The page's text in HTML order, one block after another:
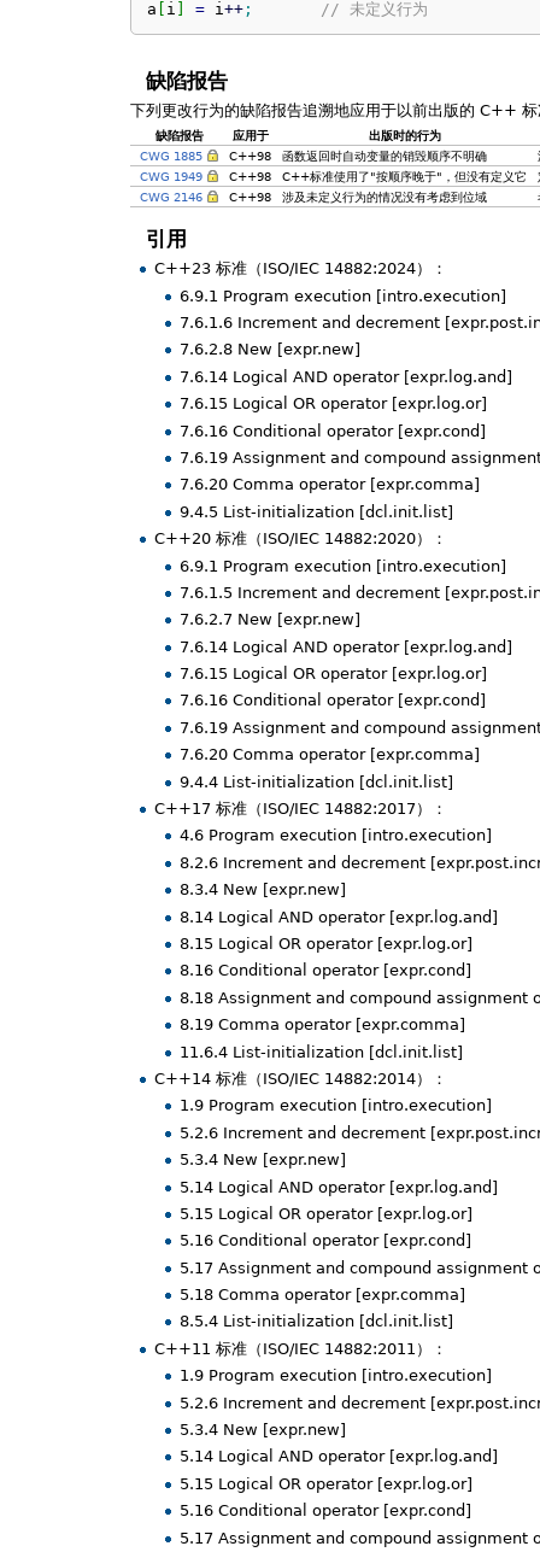
a
i = i++; // 未定义行为
缺陷报告
下列更改行为的缺陷报告追溯地应用于以前出版的 C++
缺陷报告 应用于
出版时的行为
CWG 1885
C++98 函数返回时自动变量的销毁顺序不明确
CWG 1949
C++98 C++标准使用了"按顺序晚于"，但没有定义它
CWG 2146
C++98 涉及未定义行为的情况没有考虑到位域
引用
C++23 标准（ISO/IEC 14882:2024）：
6.9.1 Program execution [intro.execution]
7.6.1.6 Increment and decrement
7.6.2.8 New [expr.new]
7.6.14 Logical AND operator [expr.log.and]
7.6.15 Logical OR operator [expr.log.or]
7.6.16 Conditional operator [expr.cond]
7.6.19 Assignment and compound
7.6.20 Comma operator [expr.comma]
9.4.5 List-initialization [dcl.init.list]
C++20 标准（ISO/IEC 14882:2020）：
6.9.1 Program execution [intro.execution]
7.6.1.5 Increment and decrement
7.6.2.7 New [expr.new]
7.6.14 Logical AND operator [expr.log.and]
7.6.15 Logical OR operator [expr.log.or]
7.6.16 Conditional operator [expr.cond]
7.6.19 Assignment and compound
7.6.20 Comma operator [expr.comma]
9.4.4 List-initialization [dcl.init.list]
C++17 标准（ISO/IEC 14882:2017）：
4.6 Program execution [intro.execution]
8.2.6 Increment and decrement
8.3.4 New [expr.new]
8.14 Logical AND operator [expr.log.and]
8.15 Logical OR operator [expr.log.or]
8.16 Conditional operator [expr.cond]
8.18 Assignment and compound assignment
8.19 Comma operator [expr.comma]
11.6.4 List-initialization [dcl.init.list]
C++14 标准（ISO/IEC 14882:2014）：
1.9 Program execution [intro.execution]
5.2.6 Increment and decrement
5.3.4 New [expr.new]
5.14 Logical AND operator [expr.log.and]
5.15 Logical OR operator [expr.log.or]
5.16 Conditional operator [expr.cond]
5.17 Assignment and compound assignment
5.18 Comma operator [expr.comma]
8.5.4 List-initialization [dcl.init.list]
C++11 标准（ISO/IEC 14882:2011）：
1.9 Program execution [intro.execution]
5.2.6 Increment and decrement
5.3.4 New [expr.new]
5.14 Logical AND operator [expr.log.and]
5.15 Logical OR operator [expr.log.or]
5.16 Conditional operator [expr.cond]
5.17 Assignment and compound assignment